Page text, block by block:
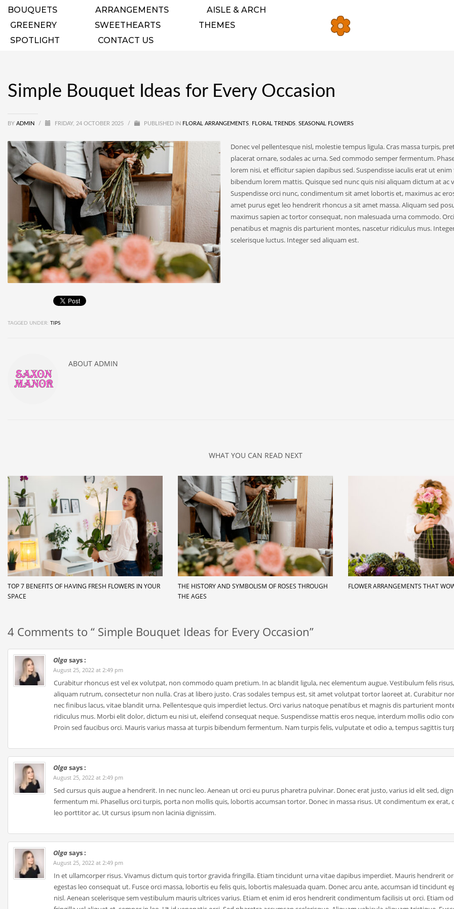
BOUQUETS ARRANGEMENTS
AISLE & ARCH
GREENERY
SWEETHEARTS
THEMES
SPOTLIGHT
CONTACT US
Simple Bouquet Ideas for Every Occasion
BY ADMIN / FRIDAY, 24 OCTOBER 2025 / PUBLISHED IN FLORAL ARRANGEMENTS FLORAL TRENDS SEASONAL FLOWERS
Donec vel pellentesque nisl, molestie tempus ligula. Cras massa turpis,
placerat ornare, sodales ac urna. Sed commodo semper fermentum.
lorem nisi, et efficitur sapien dapibus sed. Suspendisse iaculis erat ut
bibendum lorem mattis. Quisque sed nunc quis nisi aliquam dictum at ac
Suspendisse orci nunc, condimentum sit amet lobortis et, maximus ac
amet purus eget leo hendrerit rhoncus a sit amet massa. Aliquam sed
maximus sapien ac tortor consequat, non malesuada urna commodo.
penatibus et magnis dis parturient montes, nascetur ridiculus mus.
scelerisque luctus. Integer sed aliquam est.
TAGGED UNDER: TIPS
ABOUT ADMIN
WHAT YOU CAN READ NEXT
TOP 7 BENEFITS OF HAVING FRESH FLOWERS IN YOUR
SPACE
THE HISTORY AND SYMBOLISM OF ROSES THROUGH
THE AGES
FLOWER ARRANGEMENTS THAT
4 Comments to “ Simple Bouquet Ideas for Every Occasion”
Olgasays :
August 25, 2022 at 2:49 pm
Curabitur rhoncus est vel ex volutpat, non commodo quam pretium. In ac blandit ligula, nec elementum augue. Vestibulum felis
aliquam rutrum, consectetur non nulla. Cras at libero justo. Cras sodales tempus est, sit amet volutpat tortor laoreet at. Curabitur
nec finibus lacus, vitae blandit urna. Pellentesque quis imperdiet lectus. Orci varius natoque penatibus et magnis dis parturient
ridiculus mus. Morbi elit dolor, dictum eu nisi ut, eleifend consequat neque. Suspendisse mattis eros neque, interdum mollis odio
Proin sed faucibus orci. Mauris varius massa at turpis bibendum fermentum. Nam turpis felis, vulputate et odio a, tempus sagittis
Olgasays :
August 25, 2022 at 2:49 pm
Sed cursus quis augue a hendrerit. In nec nunc leo. Aenean ut orci eu purus pharetra pulvinar. Donec erat justo, varius id elit sed,
fermentum mi. Phasellus orci turpis, porta non mollis quis, lobortis accumsan tortor. Donec in massa risus. Ut condimentum ex erat,
leo porttitor ac. Ut cursus ipsum non lacinia dignissim.
Olgasays :
August 25, 2022 at 2:49 pm
In et ullamcorper risus. Vivamus dictum quis tortor gravida fringilla. Etiam tincidunt urna vitae dapibus imperdiet. Mauris hendrerit
egestas leo consequat ut. Fusce orci massa, lobortis eu felis quis, lobortis malesuada quam. Donec arcu ante, accumsan id tincidunt
nisl. Aenean scelerisque sem vestibulum mauris ultrices varius. Etiam et enim id eros hendrerit condimentum facilisis ut orci. Etiam